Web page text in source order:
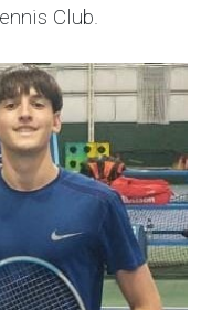
Club.